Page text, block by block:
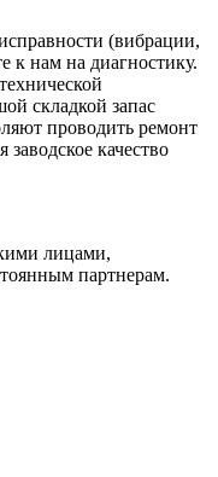
(вибрации,
к нам на диагностику.
складкой запас
проводить ремонт
качество
лицами,
партнерам.